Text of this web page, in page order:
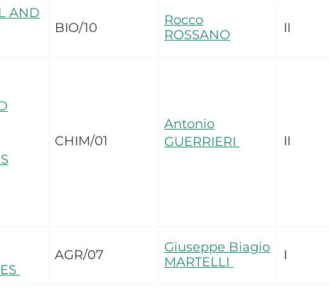
AND
BIO/10
Rocco
ROSSANO
II
CHIM/01
Antonio
GUERRIERI
II
AGR/07
Giuseppe Biagio
MARTELLI
I